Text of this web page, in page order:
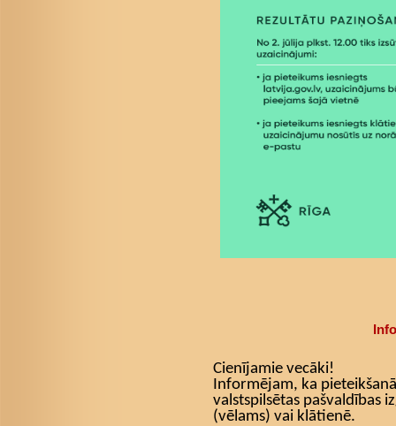
Cienījamie vecāki!
Informējam, ka
valstspilsētas pašvaldības
(vēlams) vai klātienē.